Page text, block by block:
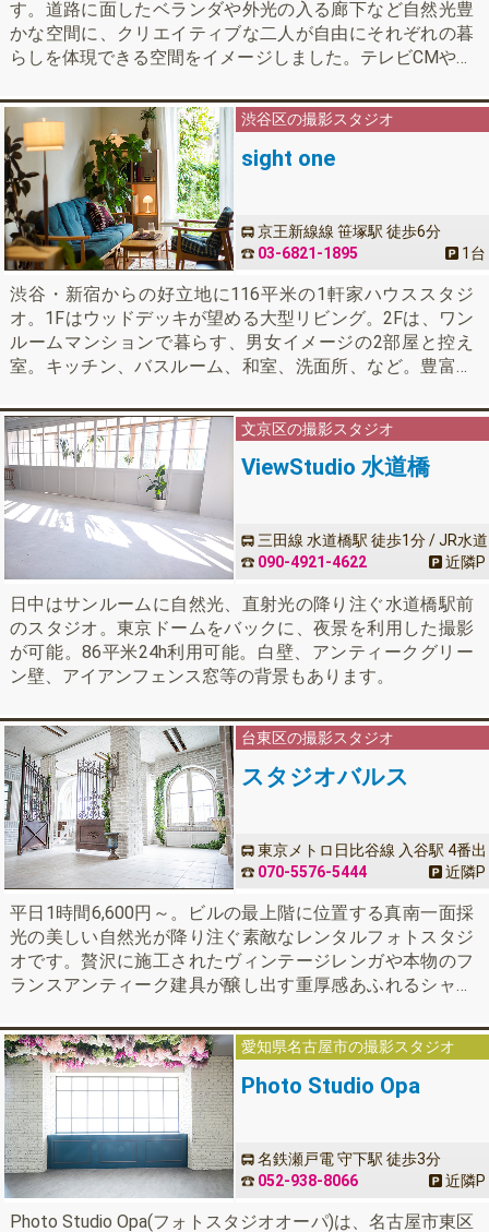
す。道路に面したベランダや外光の入る廊下など自然光豊
かな空間に、クリエイティブな二人が自由にそれぞれの暮
らしを体現できる空間をイメージしました。テレビCMやド
す。1階に270
渋谷区の撮影スタジオ
sight one
京王新線線 笹塚駅 徒歩6分
1台
03-6821-1895
渋谷・新宿からの好立地に116平米の1軒家ハウススタジ
オ。1Fはウッドデッキが望める大型リビング。2Fは、ワン
ルームマンションで暮らす、男女イメージの2部屋と控え
室。キッチン、バスルーム、和室、洗面所、など。豊富な
リアで統一。静かな住宅街ですのでドラマ、CM撮影、生活
シーンなど。TV・雑誌などインタビュー、配信などに最適
です。有線LAN、Wi-Fi完備。
文京区の撮影スタジオ
ViewStudio 水道橋
三田線 水道橋駅 徒歩1分 / JR水道
橋駅 徒歩3分
近隣P
090-4921-4622
日中はサンルームに自然光、直射光の降り注ぐ水道橋駅前
のスタジオ。東京ドームをバックに、夜景を利用した撮影
が可能。86平米24h利用可能。白壁、アンティークグリー
ン壁、アイアンフェンス窓等の背景もあります。
台東区の撮影スタジオ
スタジオバルス
東京メトロ日比谷線 入谷駅 4番出
口より徒歩10秒
近隣P
070-5576-5444
平日1時間6,600円～。ビルの最上階に位置する真南一面採
光の美しい自然光が降り注ぐ素敵なレンタルフォトスタジ
オです。贅沢に施工されたヴィンテージレンガや本物のフ
ランスアンティーク建具が醸し出す重厚感あふれるシャビ
の背景で、商用利用、コスプレ撮影、宣材撮影、ウェディ
ングフォト撮影、動画撮影…など、幅広く多彩な撮影に対
応可能です。
愛知県名古屋市の撮影スタジオ
Photo Studio Opa
名鉄瀬戸電 守下駅 徒歩3分
近隣P
052-938-8066
Photo Studio Opa(フォトスタジオオーパ)は、名古屋市東区